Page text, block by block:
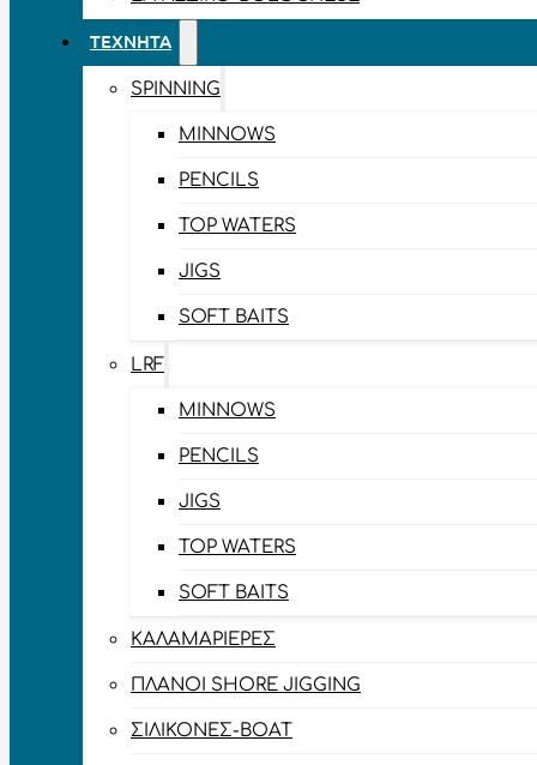
ΤΕΧΝΗΤΆ
SPINNING
MINNOWS
PENCILS
TOP WATERS
JIGS
SOFT BAITS
LRF
MINNOWS
PENCILS
JIGS
TOP WATERS
SOFT BAITS
ΚΑΛΑΜΑΡΙΈΡΕΣ
ΠΛΆΝΟΙ SHORE JIGGING
ΣΙΛΙΚΌΝΕΣ-BOAT